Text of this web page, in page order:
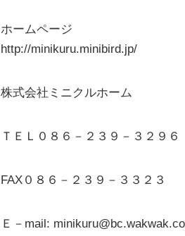
ホームページ
http://minikuru.minibird.jp/
株式会社ミニクルホーム
ＴＥＬ０８６－２３９－３２９６
FAX０８６－２３９－３３２３
Ｅ－mail: